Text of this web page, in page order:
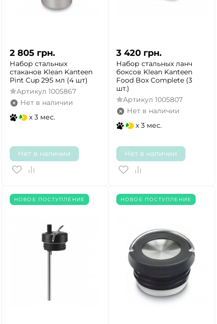
2 805 грн.
Набор стальных
стаканов Klean Kanteen
Pint Cup 295 мл (4 шт)
Артикул 1005867
Нет в наличии
x 3 мес.
Нет в наличии
3 420 грн.
Набор стальных ланч
боксов Klean Kanteen
Food Box Complete (3
шт.)
Артикул 1005807
Нет в наличии
x 3 мес.
Нет в наличии
НОВОЕ ПОСТУПЛЕНИЕ НОВОЕ ПОСТУПЛЕНИЕ